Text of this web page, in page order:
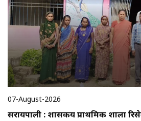
07-August-2026
सरायपाली : शासकीय प्राथमिक शाला